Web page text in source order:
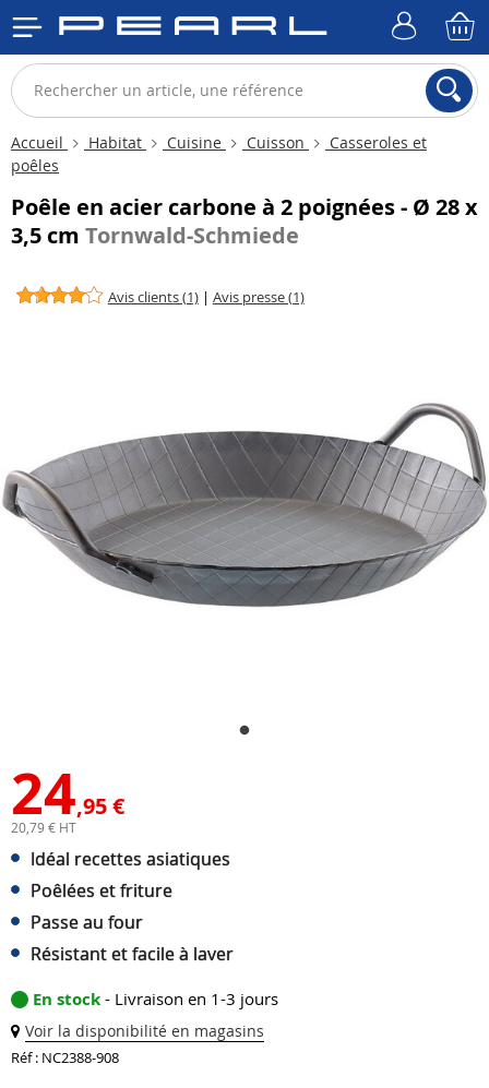
Accueil Habitat Cuisine Cuisson
Casseroles et
poêles
Poêle en acier carbone à 2 poignées - Ø 28 x
3,5 cm Tornwald-Schmiede
Avis clients (1) | Avis presse (1)
24,95 €
20,79 € HT
Idéal recettes asiatiques
Poêlées et friture
Passe au four
Résistant et facile à laver
En stock - Livraison en 1-3 jours
Voir la disponibilité en magasins
Réf : NC2388-908